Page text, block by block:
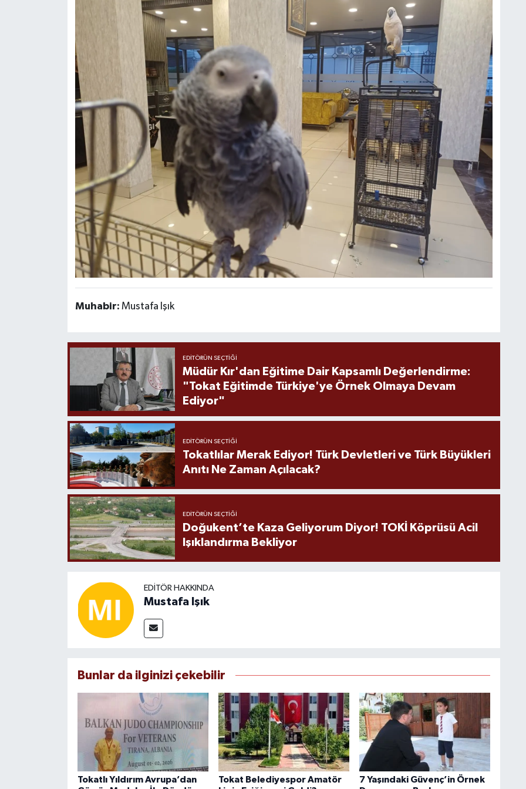
Muhabir: Mustafa Işık
EDITÖRÜN SEÇTIĞI
Müdür Kır'dan Eğitime Dair Kapsamlı Değerlendirme:
"Tokat Eğitimde Türkiye'ye Örnek Olmaya Devam
Ediyor"
EDITÖRÜN SEÇTIĞI
Tokatlılar Merak Ediyor! Türk Devletleri ve Türk Büyükleri
Anıtı Ne Zaman Açılacak?
EDITÖRÜN SEÇTIĞI
Doğukent’te Kaza Geliyorum Diyor! TOKİ Köprüsü Acil
Işıklandırma Bekliyor
EDITÖR HAKKINDA
Mustafa Işık
Bunlar da ilginizi çekebilir
Tokatlı Yıldırım Avrupa’dan
Tokat Belediyespor Amatör
7 Yaşındaki Güvenç’in Örnek